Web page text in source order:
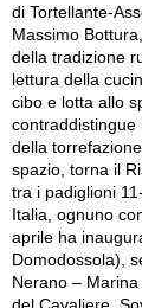
di Tortellante-
Massimo
della tradizione
lettura della
cibo e lotta allo
contraddistingue
della
spazio, torna il
tra i padiglioni
Italia, ognuno
aprile ha
Domodossola),
Nerano –